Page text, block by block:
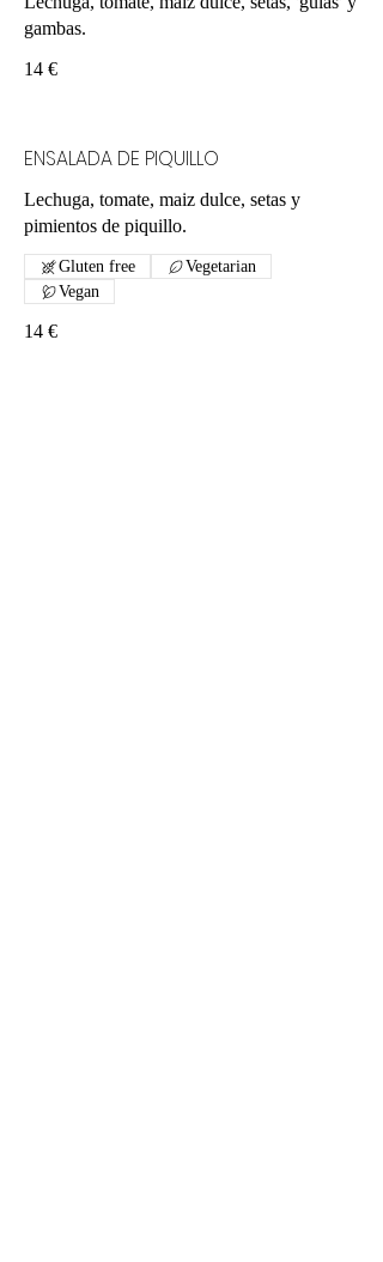
gambas.
14 €
ENSALADA DE PIQUILLO
Lechuga, tomate, maiz dulce, setas y
pimientos de piquillo.
14 €
Gluten free
Vegetarian
Vegan